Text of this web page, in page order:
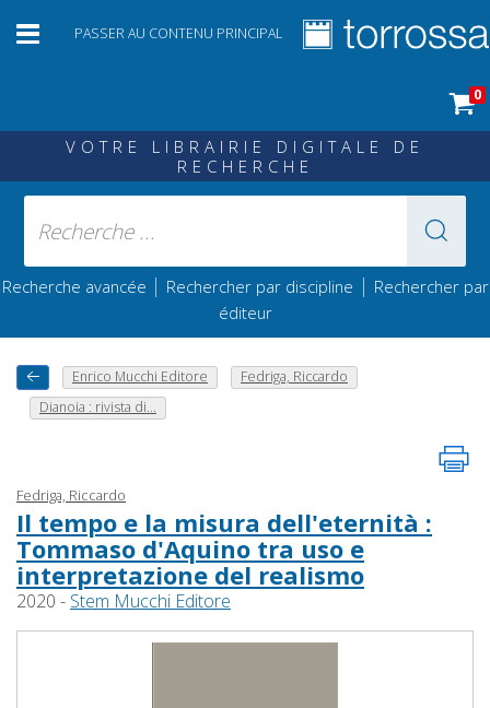
PASSER AU CONTENU PRINCIPAL
0
VOTRE LIBRAIRIE DIGITALE DE
RECHERCHE
Recherche avancée | Rechercher par discipline | Rechercher par
éditeur
Enrico Mucchi Editore
Fedriga, Riccardo
Dianoia : rivista di...
Fedriga, Riccardo
Il tempo e la misura dell'eternità :
Tommaso d'Aquino tra uso e
interpretazione del realismo
2020 - Stem Mucchi Editore